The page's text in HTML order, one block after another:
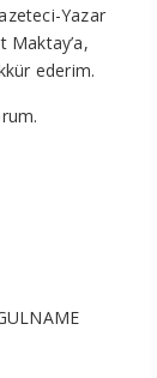
Yazar
Maktay’a,
ederim.